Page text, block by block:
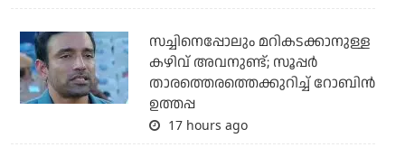
സച്ചിനെപ്പോലും മറികടക്കാനുള്ള
കഴിവ് അവനുണ്ട്; സൂപ്പര്‍
താരത്തെരത്തെക്കുറിച്ച് റോബിന്‍
ഉത്തപ്പ
17 hours ago